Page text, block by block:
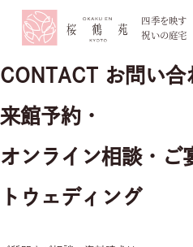
四季を映す
祝いの庭宅
お電話でのご予約
TEL.075-
平日11:00~18:00 /
CONTACT お問い合
来館予約・
オンライン相談・ご
トウェディング